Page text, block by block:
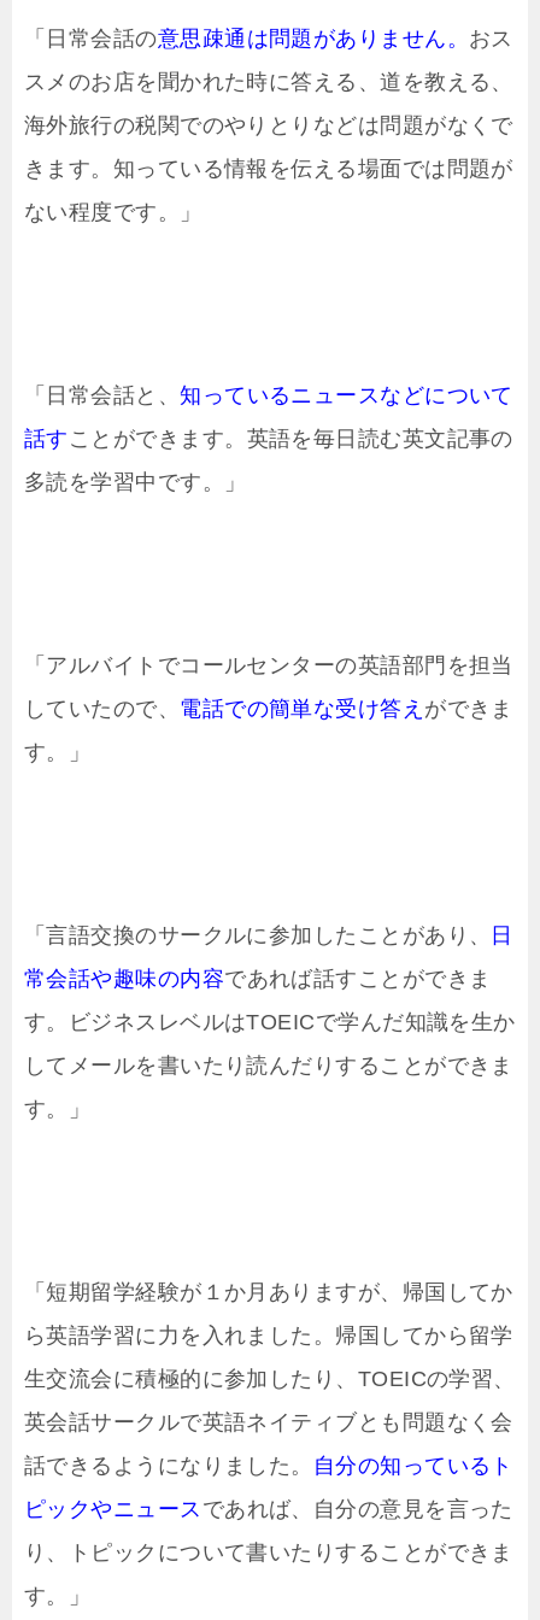
「日常会話の意思疎通は問題がありません。 おス
スメのお店を聞かれた時に答える、道を教える、
海外旅行の税関でのやりとりなどは問題がなくで
きます。知っている情報を伝える場面では問題が
ない程度です。」
「日常会話と、知っているニュースなどについて
話す ことができます。英語を毎日読む英文記事の
多読を学習中です。」
「アルバイトでコールセンターの英語部門を担当
していたので、 電話での簡単な受け答え ができま
す。」
「言語交換のサークルに参加したことがあり、
日
常会話や趣味の内容であれば話すことができま
す。ビジネスレベルはTOEICで学んだ知識を生か
してメールを書いたり読んだりすることができま
す。」
「短期留学経験が１か月ありますが、帰国してか
ら英語学習に力を入れました。帰国してから留学
生交流会に積極的に参加したり、TOEICの学習、
英会話サークルで英語ネイティブとも問題なく会
話できるようになりました。
自分の知っているト
ピックやニュース であれば、自分の意見を言った
り、トピックについて書いたりすることができま
す。」